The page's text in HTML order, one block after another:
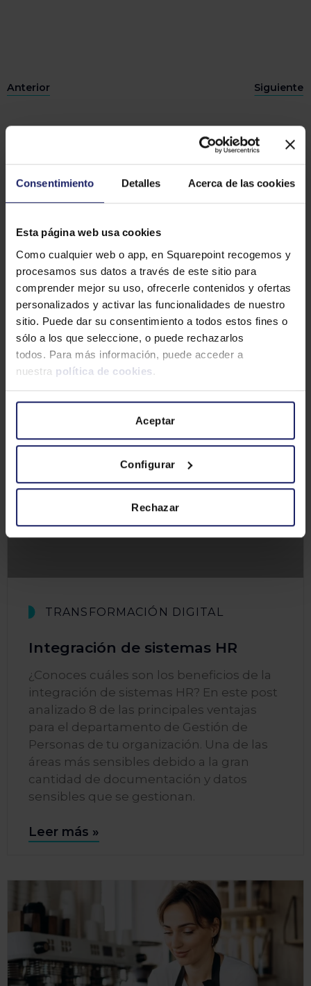
Consentimiento Detalles Acerca de las cookies
Esta página web usa cookies
Como cualquier web o app, en Squarepoint recogemos y
procesamos sus datos a través de este sitio para
comprender mejor su uso, ofrecerle contenidos y ofertas
personalizados y activar las funcionalidades de nuestro
sitio. Puede dar su consentimiento a todos estos fines o
sólo a los que seleccione, o puede rechazarlos
todos. Para más información, puede acceder a
nuestra política de cookies .
Aceptar
Configurar
Rechazar
Anterior Siguiente
Más artículos que te pueden
interesar
TRANSFORMACIÓN DIGITAL
Integración de sistemas HR
¿Conoces cuáles son los beneficios de la
integración de sistemas HR? En este post
analizado 8 de las principales ventajas
para el departamento de Gestión de
Personas de tu organización. Una de las
áreas más sensibles debido a la gran
cantidad de documentación y datos
sensibles que se gestionan.
Leer más »